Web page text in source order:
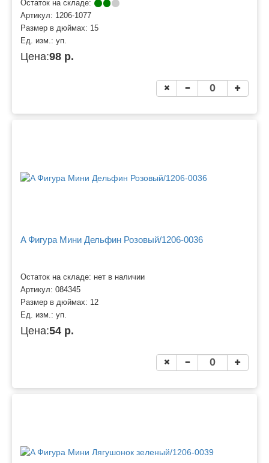
Остаток на складе:
Артикул: 1206-1077
Размер в дюймах: 15
Ед. изм.: уп.
Цена:98 р.
A Фигура Мини Дельфин Розовый/1206-0036
Остаток на складе: нет в наличии
Артикул: 084345
Размер в дюймах: 12
Ед. изм.: уп.
Цена:54 р.